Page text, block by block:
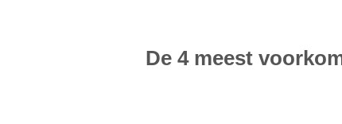
De 4 meest